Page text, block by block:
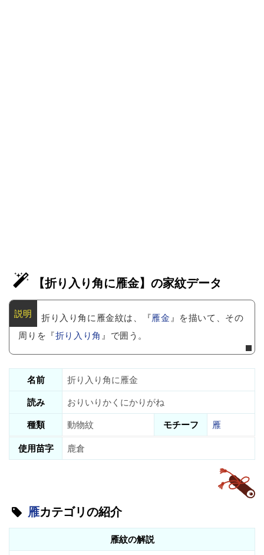
【折り入り角に雁金】の家紋データ
折り入り角に雁金紋は、『雁金』を描いて、その
周りを『折り入り角』で囲う。
名前
折り入り角に雁金
読み
おりいりかくにかりがね
種類
動物紋 モチーフ
雁
使用苗字
鹿倉
雁カテゴリの紹介
雁紋の解説